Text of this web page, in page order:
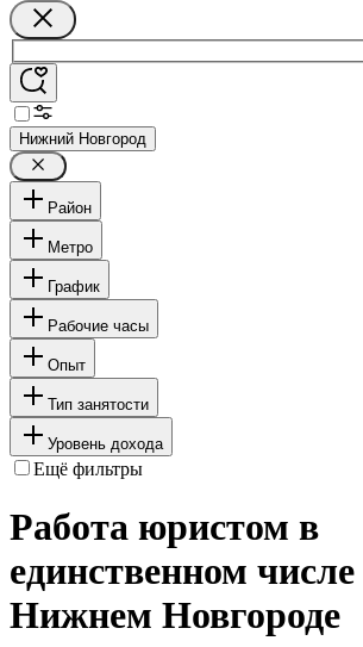
Нижний Новгород
Район
Метро
График
Рабочие часы
Опыт
Тип занятости
Уровень дохода
Ещё фильтры
Работа юристом в
единственном
Нижнем Новгороде